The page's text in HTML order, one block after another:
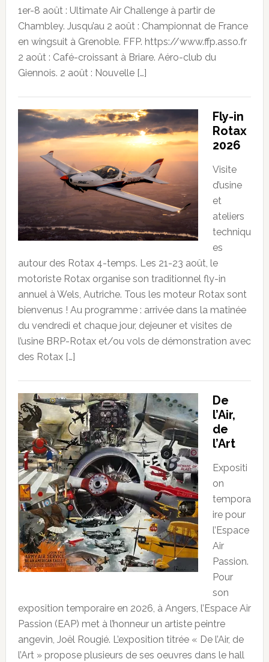
1er-8 août : Ultimate Air Challenge à partir de
Chambley. Jusqu’au 2 août : Championnat de France
en wingsuit à Grenoble. FFP. https://www.ffp.asso.fr
2 août : Café-croissant à Briare. Aéro-club du
Giennois. 2 août : Nouvelle […]
Fly-in
Rotax
2026
Visite
d’usine
et
ateliers
techniqu
es
autour des Rotax 4-temps. Les 21-23 août, le
motoriste Rotax organise son traditionnel fly-in
annuel à Wels, Autriche. Tous les moteur Rotax sont
bienvenus ! Au programme : arrivée dans la matinée
du vendredi et chaque jour, dejeuner et visites de
l’usine BRP-Rotax et/ou vols de démonstration avec
des Rotax […]
De
l’Air,
de
l’Art
Expositi
on
tempora
ire pour
l’Espace
Air
Passion.
Pour
son
exposition temporaire en 2026, à Angers, l’Espace Air
Passion (EAP) met à l’honneur un artiste peintre
angevin, Joël Rougié. L’exposition titrée « De l’Air, de
l’Art » propose plusieurs de ses oeuvres dans le hall